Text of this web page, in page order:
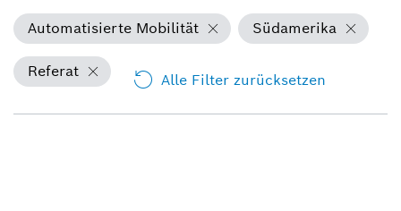
Automatisierte Mobilität Südamerika
Referat Alle Filter zurücksetzen